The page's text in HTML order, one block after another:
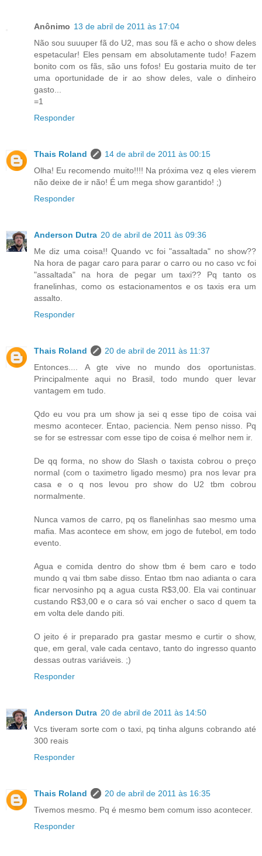
Anônimo 13 de abril de 2011 às 17:04
Não sou suuuper fã do U2, mas sou fã e acho o show deles
espetacular! Eles pensam em absolutamente tudo! Fazem
bonito com os fãs, são uns fofos! Eu gostaria muito de ter
uma oportunidade de ir ao show deles, vale o dinheiro
gasto...
=1
Responder
Thais Roland
14 de abril de 2011 às 00:15
Olha! Eu recomendo muito!!!! Na próxima vez q eles vierem
não deixe de ir não! É um mega show garantido! ;)
Responder
Anderson Dutra 20 de abril de 2011 às 09:36
Me diz uma coisa!! Quando vc foi "assaltada" no show??
Na hora de pagar caro para parar o carro ou no caso vc foi
"assaltada" na hora de pegar um taxi?? Pq tanto os
franelinhas, como os estacionamentos e os taxis era um
assalto.
Responder
Thais Roland
20 de abril de 2011 às 11:37
Entonces.... A gte vive no mundo dos oportunistas.
Principalmente aqui no Brasil, todo mundo quer levar
vantagem em tudo.
Qdo eu vou pra um show ja sei q esse tipo de coisa vai
mesmo acontecer. Entao, paciencia. Nem penso nisso. Pq
se for se estressar com esse tipo de coisa é melhor nem ir.
De qq forma, no show do Slash o taxista cobrou o preço
normal (com o taximetro ligado mesmo) pra nos levar pra
casa e o q nos levou pro show do U2 tbm cobrou
normalmente.
Nunca vamos de carro, pq os flanelinhas sao mesmo uma
mafia. Mas acontece em show, em jogo de futebol, em todo
evento.
Agua e comida dentro do show tbm é bem caro e todo
mundo q vai tbm sabe disso. Entao tbm nao adianta o cara
ficar nervosinho pq a agua custa R$3,00. Ela vai continuar
custando R$3,00 e o cara só vai encher o saco d quem ta
em volta dele dando piti.
O jeito é ir preparado pra gastar mesmo e curtir o show,
que, em geral, vale cada centavo, tanto do ingresso quanto
dessas outras variáveis. ;)
Responder
Anderson Dutra 20 de abril de 2011 às 14:50
Vcs tiveram sorte com o taxi, pq tinha alguns cobrando até
300 reais
Responder
Thais Roland
20 de abril de 2011 às 16:35
Tivemos mesmo. Pq é mesmo bem comum isso acontecer.
Responder